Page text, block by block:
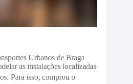
Urbanos de Braga
as instalações localizadas
Para isso, comprou o